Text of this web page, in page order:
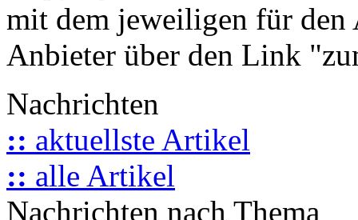
mit dem jeweiligen für
Anbieter über den Link
Nachrichten
:: aktuellste Artikel
:: alle Artikel
Nachrichten nach Thema